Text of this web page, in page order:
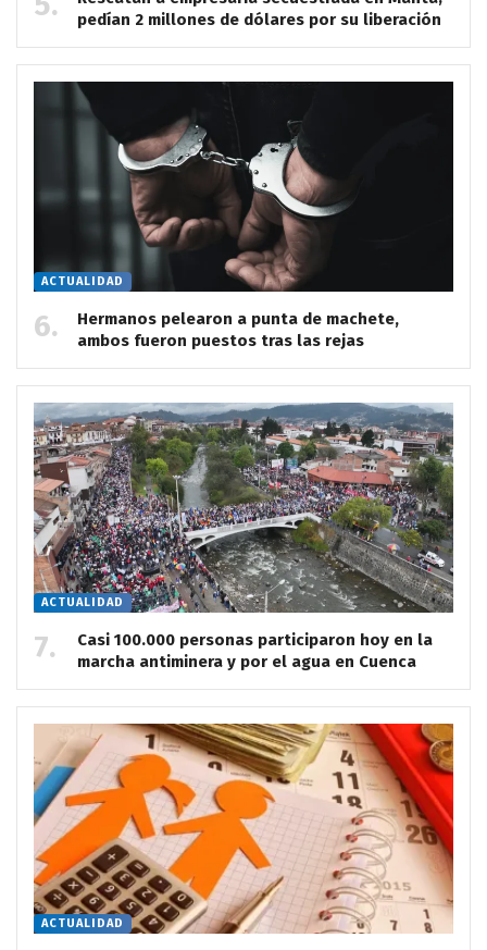
pedían 2 millones de dólares por su liberación
ACTUALIDAD
Hermanos pelearon a punta de machete,
ambos fueron puestos tras las rejas
ACTUALIDAD
Casi 100.000 personas participaron hoy en la
marcha antiminera y por el agua en Cuenca
ACTUALIDAD